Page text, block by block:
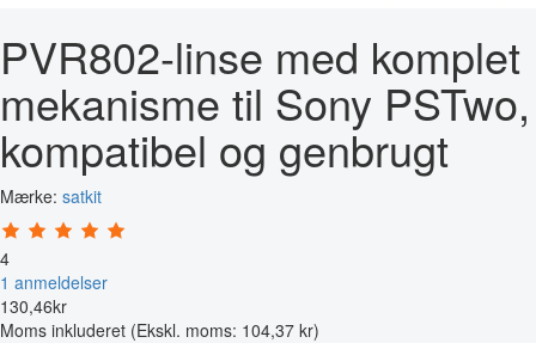
PVR802-linse med komplet
mekanisme til Sony PSTwo,
kompatibel og genbrugt
Mærke: satkit
4
1 anmeldelser
130,46kr
Moms inkluderet (Ekskl. moms: 104,37 kr)